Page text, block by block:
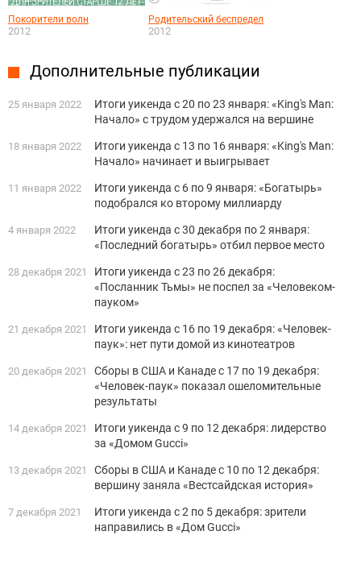
Покорители волн
2012
Родительский беспредел
2012
Дополнительные публикации
25 января 2022
Итоги уикенда с 20 по 23 января: «King's Man:
Начало» с трудом удержался на вершине
18 января 2022
Итоги уикенда с 13 по 16 января: «King's Man:
Начало» начинает и выигрывает
11 января 2022
Итоги уикенда с 6 по 9 января: «Богатырь»
подобрался ко второму миллиарду
4 января 2022
Итоги уикенда с 30 декабря по 2 января:
«Последний богатырь» отбил первое место
28 декабря 2021
Итоги уикенда с 23 по 26 декабря:
«Посланник Тьмы» не поспел за «Человеком-
пауком»
21 декабря 2021
Итоги уикенда с 16 по 19 декабря: «Человек-
паук»: нет пути домой из кинотеатров
20 декабря 2021
Сборы в США и Канаде с 17 по 19 декабря:
«Человек-паук» показал ошеломительные
результаты
14 декабря 2021
Итоги уикенда с 9 по 12 декабря: лидерство
за «Домом Gucci»
13 декабря 2021
Сборы в США и Канаде с 10 по 12 декабря:
вершину заняла «Вестсайдская история»
7 декабря 2021
Итоги уикенда с 2 по 5 декабря: зрители
направились в «Дом Gucci»